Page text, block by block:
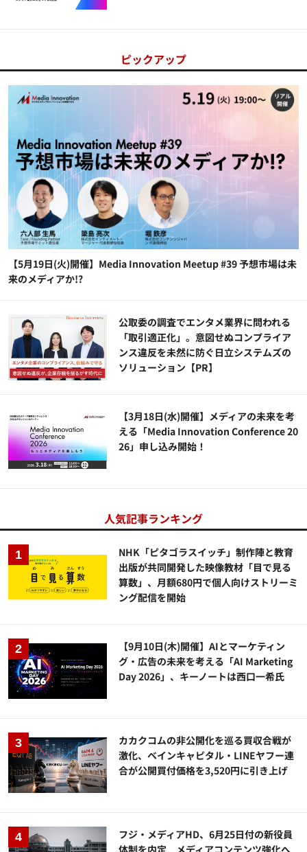
ピックアップ
【5月19日(火)開催】Media Innovation Meetup #39 予想市場は未
来のメディアか!?
公​​取委の調査でエンタメ業界に問われる
「取引適正化」。意図せぬコンプライア
ンス違反を未然に防ぐ日立システムズの
ソリューション​【PR】
【3月18日(水)開催】メディアの未来を考
える「Media Innovation Conference 20
26」申し込み開始！
人気記事ランキング
NHK「ピタゴラスイッチ」制作陣と教育
出版が共同開発した映像教材「目で見る
算数」、月額680円で個人向けストリーミ
ング配信を開始
【9月10日(木)開催】AIとマーケティン
グ・広告の未来を考える「AI Marketing
Day 2026」、キーノートは西口一希氏
カカクコムの非公開化を巡る買収合戦が
激化、ベインキャピタル・LINEヤフー連
合が公開買付価格を3,520円に引き上げ
フジ・メディアHD、6月25日付の新役員
体制を内定 メディアコンテンツ強化へ